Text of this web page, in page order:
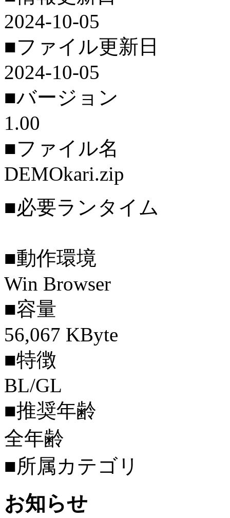
2024-10-05
■ファイル更新日
2024-10-05
■バージョン
1.00
■ファイル名
DEMOkari.zip
■必要ランタイム
■動作環境
Win Browser
■容量
56,067 KByte
■特徴
BL/GL
■推奨年齢
全年齢
■所属カテゴリ
お知らせ